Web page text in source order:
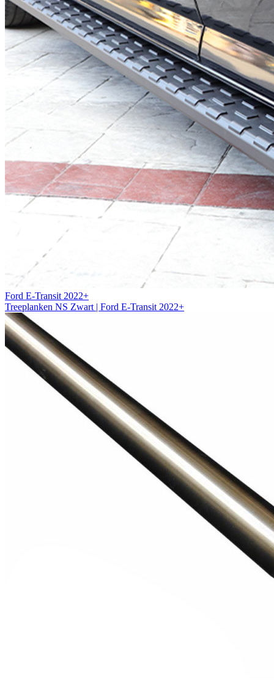
Ford E-Transit 2022+
Treeplanken NS Zwart | Ford E-Transit 2022+